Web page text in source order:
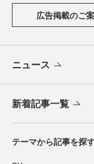
広告掲載のご
ニュース
新着記事一覧
テーマから記事を探